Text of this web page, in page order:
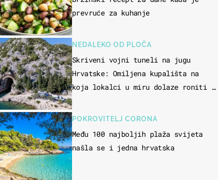
prevruće za kuhanje
NEDALEKO OD PLOČA
Skriveni vojni tuneli na jugu
Hrvatske: Omiljena kupališta na
koja lokalci u miru dolaze roniti i
POKROVITELJ CORONA
Među 100 najboljih plaža svijeta
našla se i jedna hrvatska